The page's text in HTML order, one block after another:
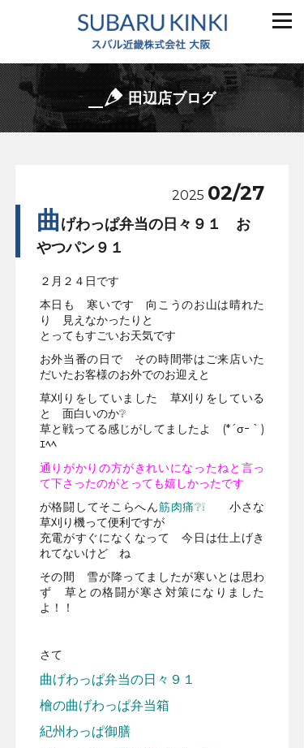
田辺店ブログ
2025 02/27
曲げわっぱ弁当の日々９１ お
やつパン９１
２月２４日です
本日も 寒いです 向こうのお山は晴れた
り 見えなかったりと
とってもすごいお天気です
お外当番の日で その時間帯はご来店いた
だいたお客様のお外でのお迎えと
草刈りをしていました 草刈りをしている
と 面白いのか❔
草と戦ってる感じがしてましたよ (*´σｰ｀)
ｴﾍﾍ
通りがかりの方がきれいになったねと言っ
て下さったのがとっても嬉しかったです
が格闘してそこらへん筋肉痛❔❕ 小さな
草刈り機って便利ですが
充電がすぐになくなって 今日は仕上げき
れてないけど ね
その間 雪が降ってましたが寒いとは思わ
ず 草との格闘が寒さ対策になりました
よ！！
さて
曲げわっぱ弁当の日々９１
檜の曲げわっぱ弁当箱
紀州わっぱ御膳